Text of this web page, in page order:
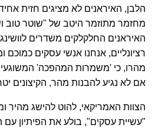
הלבן, האיראנים לא מציגים חזית
מחזמר מתוזמר היטב של "שוטר טוב
האיראנים החלקלקים משדרים
רציונליים, אנחנו אנשי עסקים
מהרו, כי 'משמרות המהפכה'
אם לא נגיע להבנות מהר, הקיצונים
הצוות האמריקאי, להוט להישג מהיר
"עשיית עסקים", בולע את הפיתיון עם